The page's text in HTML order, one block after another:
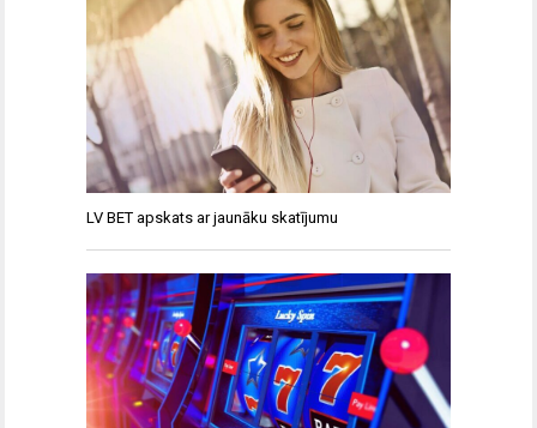
LV BET apskats ar jaunāku skatījumu